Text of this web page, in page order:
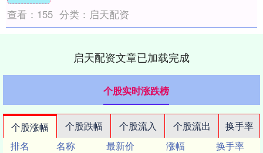
查看： 155 分类： 启天配资
启天配资文章已加载完成
个股实时涨跌榜
个股涨幅 个股跌幅 个股流入 个股流出
换手率
排名
名称 最新价 涨幅
换手率